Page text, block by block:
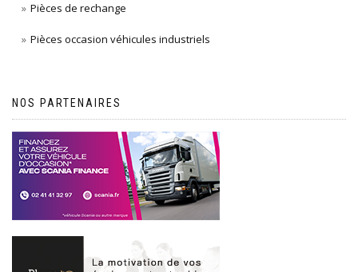
Pièces de rechange
Pièces occasion véhicules industriels
NOS PARTENAIRES